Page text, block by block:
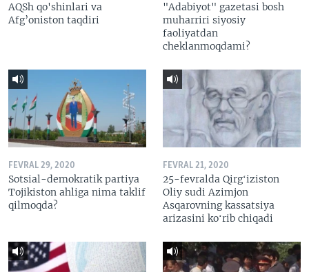
AQSh qo'shinlari va
Afg’oniston taqdiri
"Adabiyot" gazetasi bosh
muharriri siyosiy
faoliyatdan
cheklanmoqdami?
FEVRAL 29, 2020
Sotsial-demokratik partiya
Tojikiston ahliga nima taklif
qilmoqda?
FEVRAL 21, 2020
25-fevralda Qirgʻiziston
Oliy sudi Azimjon
Asqarovning kassatsiya
arizasini koʻrib chiqadi